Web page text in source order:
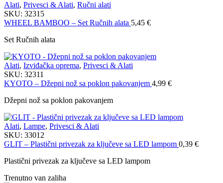
Alati, Privesci & Alati, Ručni alati
SKU: 32315
WHEEL BAMBOO – Set Ručnih alata 5,45 €
Set Ručnih alata
Alati, Izviđačka oprema, Privesci & Alati
SKU: 32311
KYOTO – Džepni nož sa poklon pakovanjem 4,99 €
Džepni nož sa poklon pakovanjem
Alati, Lampe, Privesci & Alati
SKU: 33012
GLIT – Plastični privezak za ključeve sa LED lampom 0,39 €
Plastični privezak za ključeve sa LED lampom
Trenutno van zaliha